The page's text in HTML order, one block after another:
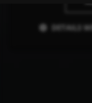
DETAILS